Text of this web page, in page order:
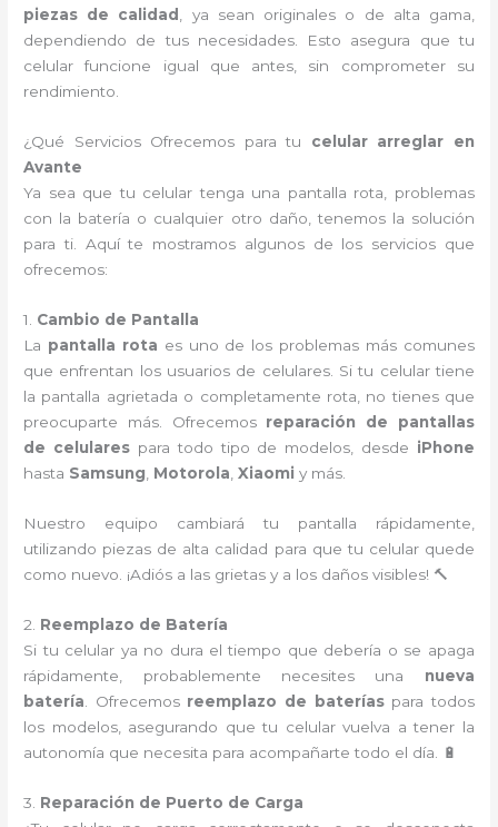
piezas de calidad , ya sean originales o de alta gama,
dependiendo de tus necesidades. Esto asegura que tu
celular funcione igual que antes, sin comprometer su
rendimiento.
¿Qué Servicios Ofrecemos para tu celular arreglar en
Avante
Ya sea que tu celular tenga una pantalla rota, problemas
con la batería o cualquier otro daño, tenemos la solución
para ti. Aquí te mostramos algunos de los servicios que
ofrecemos:
1. Cambio de Pantalla
La pantalla rota es uno de los problemas más comunes
que enfrentan los usuarios de celulares. Si tu celular tiene
la pantalla agrietada o completamente rota, no tienes que
preocuparte más. Ofrecemos reparación de pantallas
de celularespara todo tipo de modelos, desde iPhone
hasta Samsung Motorola ,Xiaomi y más.
Nuestro equipo cambiará tu pantalla rápidamente,
utilizando piezas de alta calidad para que tu celular quede
como nuevo. ¡Adiós a las grietas y a los daños visibles! 🔨
2. Reemplazo de Batería
Si tu celular ya no dura el tiempo que debería o se apaga
rápidamente, probablemente necesites una nueva
batería . Ofrecemos reemplazo de bateríaspara todos
los modelos, asegurando que tu celular vuelva a tener la
autonomía que necesita para acompañarte todo el día. 🔋
3. Reparación de Puerto de Carga